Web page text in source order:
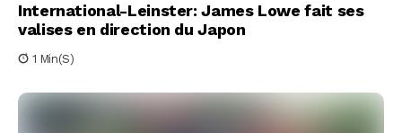
International-Leinster: James Lowe fait ses
valises en direction du Japon
1 Min(s)